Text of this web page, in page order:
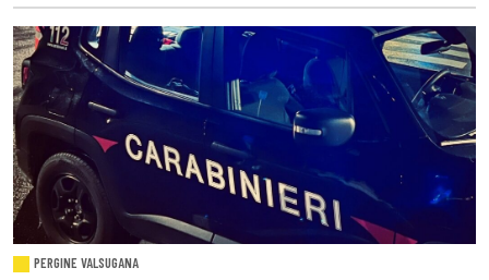
PERGINE VALSUGANA